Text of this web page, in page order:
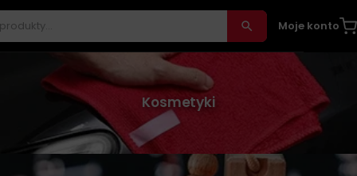
Moje konto
Kosmetyki